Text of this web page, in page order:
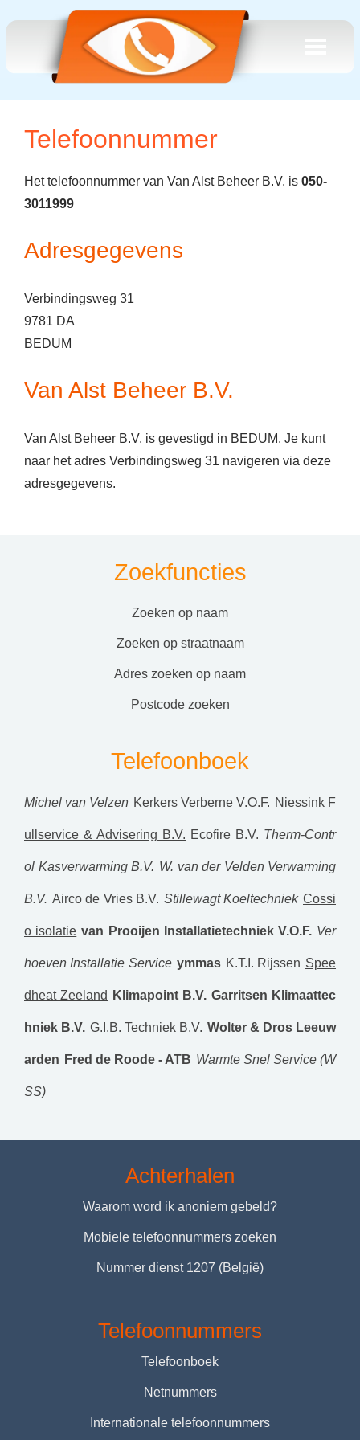
Telefoonnummer
Het telefoonnummer van Van Alst Beheer B.V. is 050-
3011999
Adresgegevens
Verbindingsweg 31
9781 DA
BEDUM
Van Alst Beheer B.V.
Van Alst Beheer B.V. is gevestigd in BEDUM. Je kunt
naar het adres Verbindingsweg 31 navigeren via deze
adresgegevens.
Zoekfuncties
zoeken op naam
zoeken op straatnaam
adres zoeken op naam
postcode zoeken
Telefoonboek
Michel van Velzen Kerkers Verberne V.O.F. Niessink F
ullservice & Advisering B.V. Ecofire B.V. Therm-Contr
ol Kasverwarming B.V. W. van der Velden Verwarming
B.V. Airco de Vries B.V. Stillewagt Koeltechniek Cossi
o isolatie van Prooijen Installatietechniek V.O.F. Ver
hoeven Installatie Service ymmas K.T.I. Rijssen Spee
dheat Zeeland Klimapoint B.V. Garritsen Klimaattec
hniek B.V. G.I.B. Techniek B.V. Wolter & Dros Leeuw
arden Fred de Roode - ATB Warmte Snel Service (W
SS)
Achterhalen
Waarom word ik anoniem gebeld?
Mobiele telefoonnummers zoeken
Nummer dienst 1207 (België)
Telefoonnummers
Telefoonboek
Netnummers
Internationale telefoonnummers